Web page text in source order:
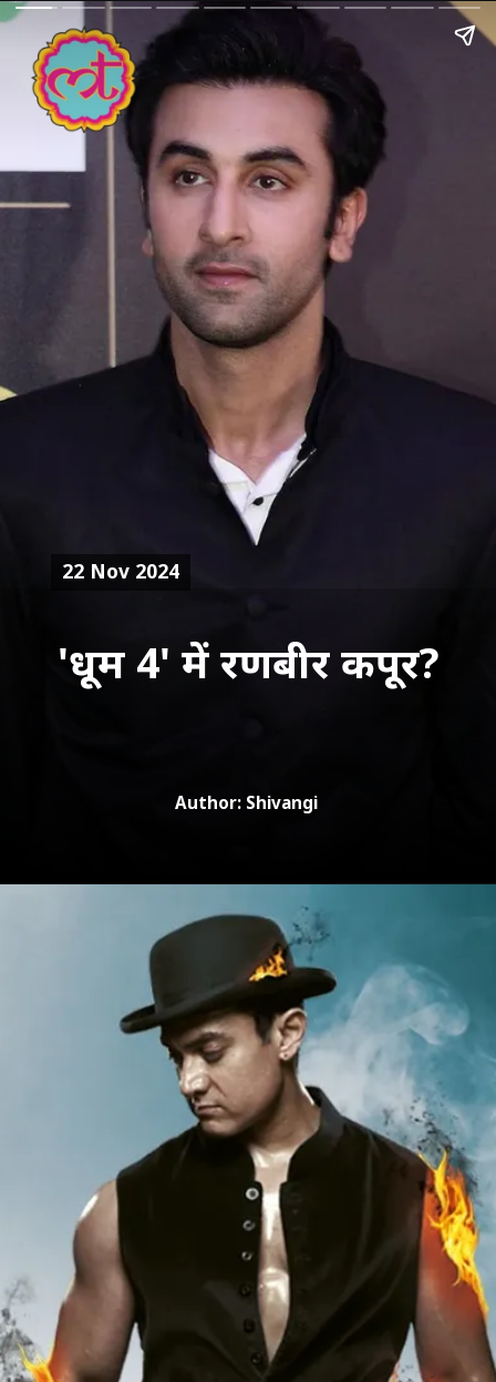
'धूम 4' में रणबीर कपूर?
22 Nov 2024
Author: Shivangi